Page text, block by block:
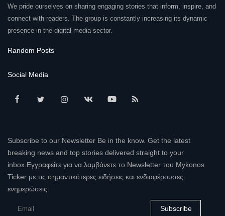
We pride ourselves on sharing engaging stories that inform, inspire, and
connect with readers. The group is constantly increasing its dynamic
presence in the digital media sector.
Random Posts
Social Media
Subscribe to our Newsletter Be in the know. Get the latest
breaking news and top stories delivered straight to your
inbox.Εγγραφείτε για να λαμβάνετε το Newsletter του Mykonos
Ticker με τις σημαντικότερες ειδήσεις και ενδιαφέρουσες
ενημερώσεις.
Subscribe